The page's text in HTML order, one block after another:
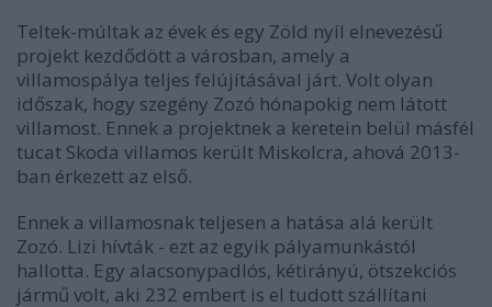
Teltek-múltak az évek és egy Zöld nyíl elnevezésű
projekt kezdődött a városban, amely a
villamospálya teljes felújításával járt. Volt olyan
időszak, hogy szegény Zozó hónapokig nem látott
villamost. Ennek a projektnek a keretein belül másfél
tucat Skoda villamos került Miskolcra, ahová 2013-
ban érkezett az első.
Ennek a villamosnak teljesen a hatása alá került
Zozó. Lizi hívták - ezt az egyik pályamunkástól
hallotta. Egy alacsonypadlós, kétirányú, ötszekciós
jármű volt, aki 232 embert is el tudott szállítani